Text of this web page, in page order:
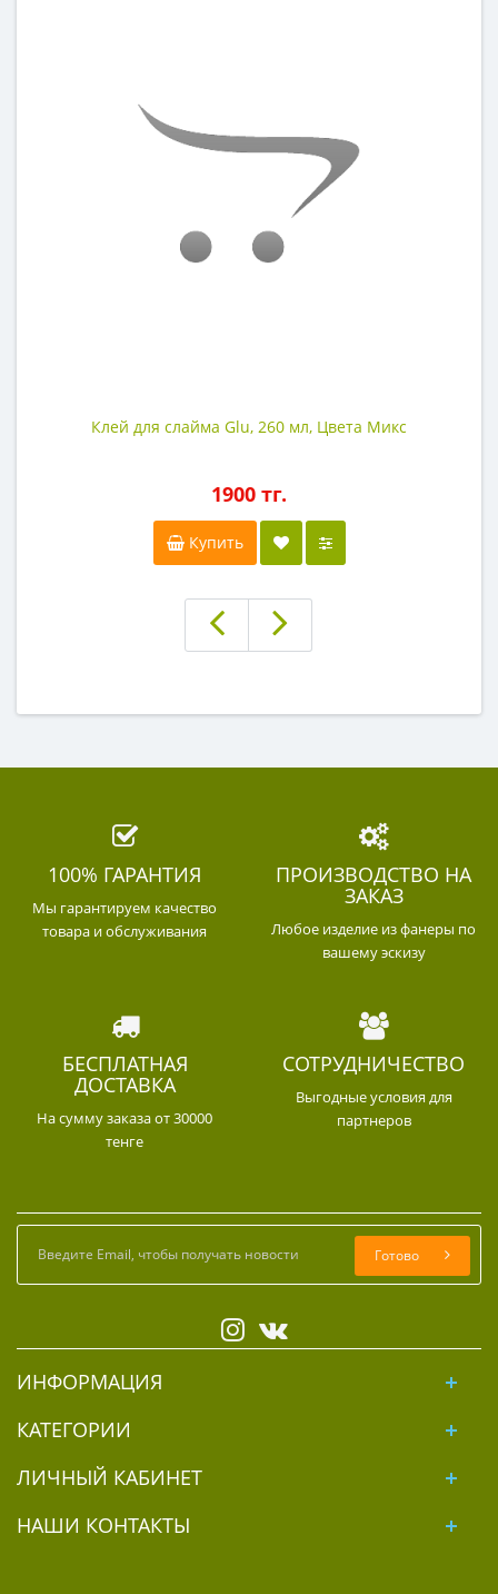
Клей для слайма Glu, 260 мл, Цвета Микс
1900 тг.
Купить
100% ГАРАНТИЯ
Мы гарантируем качество
товара и обслуживания
ПРОИЗВОДСТВО НА
ЗАКАЗ
Любое изделие из фанеры по
вашему эскизу
БЕСПЛАТНАЯ
ДОСТАВКА
На сумму заказа от 30000
тенге
СОТРУДНИЧЕСТВО
Выгодные условия для
партнеров
Готово
ИНФОРМАЦИЯ
КАТЕГОРИИ
ЛИЧНЫЙ КАБИНЕТ
НАШИ КОНТАКТЫ